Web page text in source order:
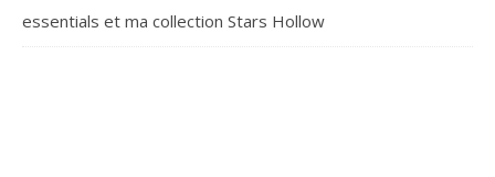
essentials et ma collection Stars Hollow